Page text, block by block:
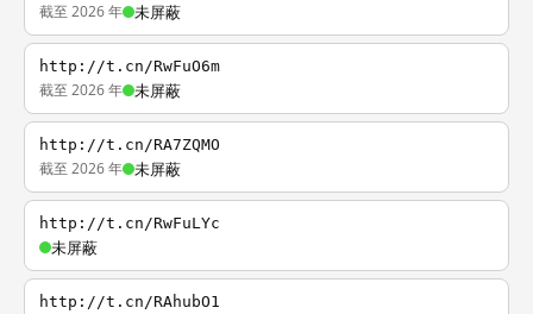
截至 2026 年 未屏蔽
http://t.cn/RwFuO6m
截至 2026 年 未屏蔽
http://t.cn/RA7ZQMO
截至 2026 年 未屏蔽
http://t.cn/RwFuLYc
未屏蔽
http://t.cn/RAhubO1